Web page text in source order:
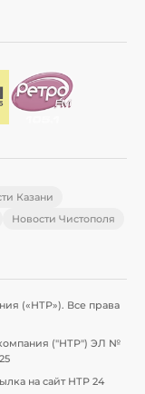
Казани
Новости Чистополя
(«НТР»). Все права
("НТР") ЭЛ №
на сайт НТР 24